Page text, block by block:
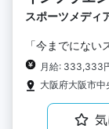
スポーツメディ
「今までにな
月給: 333,333
大阪府大阪市